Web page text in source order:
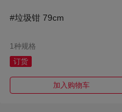
#垃圾钳 79cm
1种规格
订货
加入购物车